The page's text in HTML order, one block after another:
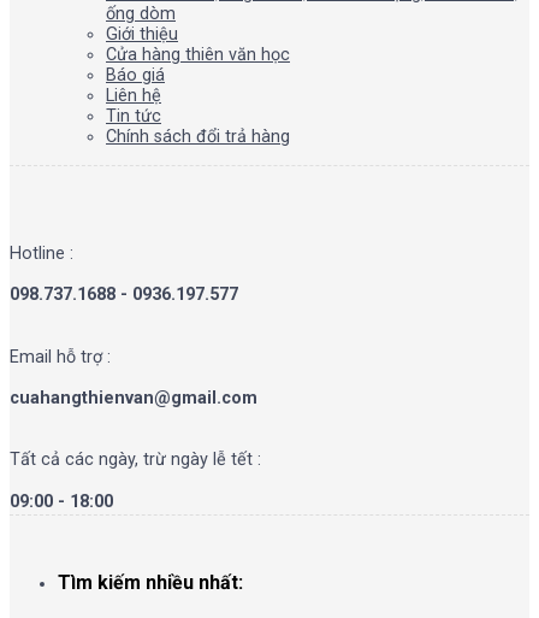
ống dòm
Giới thiệu
Cửa hàng thiên văn học
Báo giá
Liên hệ
Tin tức
Chính sách đổi trả hàng
Hotline :
098.737.1688 - 0936.197.577
Email hỗ trợ :
cuahangthienvan@gmail.com
Tất cả các ngày, trừ ngày lễ tết :
09:00 - 18:00
Tìm kiếm nhiều nhất: